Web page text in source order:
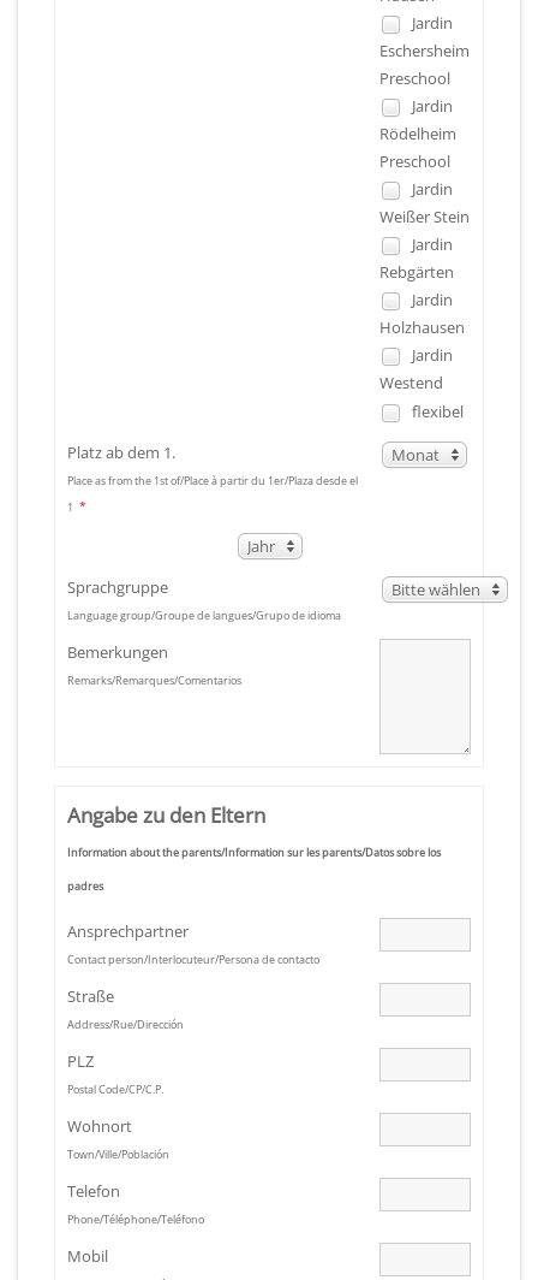
Jardin
Eschersheim
Preschool
Jardin
Rödelheim
Preschool
Jardin
Weißer Stein
Jardin
Rebgärten
Jardin
Holzhausen
Jardin
Westend
flexibel
Platz ab dem 1.
Place as from the 1st of/Place à partir du 1er/Plaza desde el
1 *
Monat
Jahr
Sprachgruppe
Language group/Groupe de langues/Grupo de idioma
Bitte wählen
Bemerkungen
Remarks/Remarques/Comentarios
Angabe zu den Eltern
Information about the parents/Information sur les parents/Datos sobre los
padres
Ansprechpartner
Contact person/Interlocuteur/Persona de contacto
Straße
Address/Rue/Dirección
PLZ
Postal Code/CP/C.P.
Wohnort
Town/Ville/Población
Telefon
Phone/Téléphone/Teléfono
Mobil